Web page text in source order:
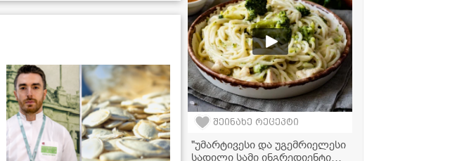
შეინახე რეცეპტი
"უმარტივესი და უგემრიელესი
სადილი სამი ინგრედიენტით -